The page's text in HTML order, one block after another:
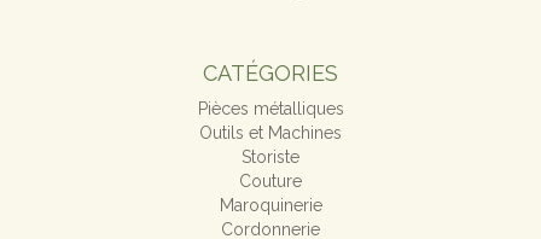
CATÉGORIES
Pièces métalliques
Outils et Machines
Storiste
Couture
Maroquinerie
Cordonnerie